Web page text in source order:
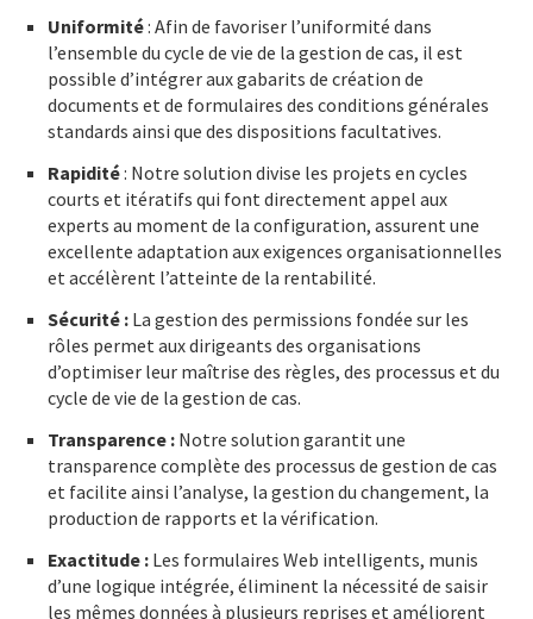
Uniformité: Afin de favoriser l’uniformité dans
l’ensemble du cycle de vie de la gestion de cas, il est
possible d’intégrer aux gabarits de création de
documents et de formulaires des conditions générales
standards ainsi que des dispositions facultatives.
Rapidité: Notre solution divise les projets en cycles
courts et itératifs qui font directement appel aux
experts au moment de la configuration, assurent une
excellente adaptation aux exigences organisationnelles
et accélèrent l’atteinte de la rentabilité.
Sécurité : La gestion des permissions fondée sur les
rôles permet aux dirigeants des organisations
d’optimiser leur maîtrise des règles, des processus et du
cycle de vie de la gestion de cas.
Transparence : Notre solution garantit une
transparence complète des processus de gestion de cas
et facilite ainsi l’analyse, la gestion du changement, la
production de rapports et la vérification.
Exactitude : Les formulaires Web intelligents, munis
d’une logique intégrée, éliminent la nécessité de saisir
les mêmes données à plusieurs reprises et améliorent